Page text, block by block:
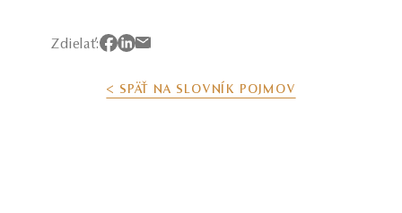
Zdielať:
< SPÄŤ NA SLOVNÍK POJMOV